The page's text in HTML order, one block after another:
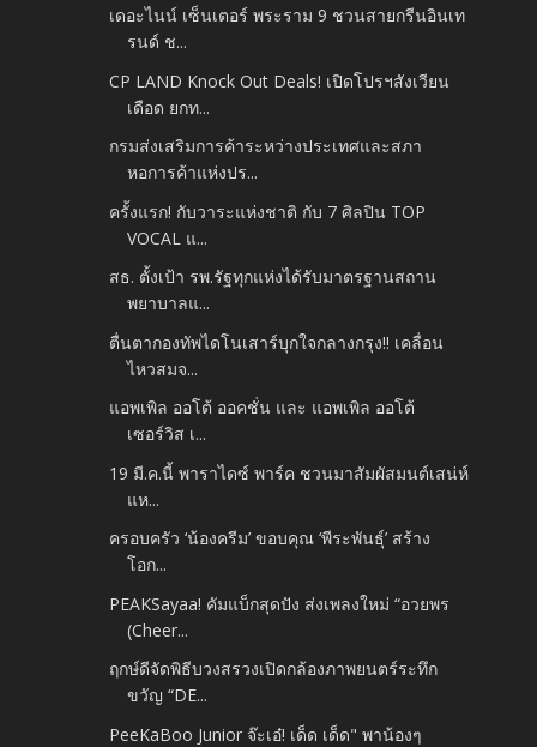
เดอะไนน์ เซ็นเตอร์ พระราม 9 ชวนสายกรีนอินเท
รนด์ ช...
CP LAND Knock Out Deals! เปิดโปรฯสังเวียน
เดือด ยกท...
กรมส่งเสริมการค้าระหว่างประเทศและสภา
หอการค้าแห่งปร...
ครั้งแรก! กับวาระแห่งชาติ กับ 7 ศิลปิน TOP
VOCAL แ...
สธ. ตั้งเป้า รพ.รัฐทุกแห่งได้รับมาตรฐานสถาน
พยาบาลแ...
ตื่นตากองทัพไดโนเสาร์บุกใจกลางกรุง!! เคลื่อน
ไหวสมจ...
แอพเพิล ออโต้ ออคชั่น และ แอพเพิล ออโต้
เซอร์วิส เ...
19 มี.ค.นี้ พาราไดซ์ พาร์ค ชวนมาสัมผัสมนต์เสน่ห์
แห...
ครอบครัว ‘น้องครีม’ ขอบคุณ ‘พีระพันธุ์’ สร้าง
โอก...
PEAKSayaa! คัมแบ็กสุดปัง ส่งเพลงใหม่ “อวยพร
(Cheer...
ฤกษ์ดีจัดพิธีบวงสรวงเปิดกล้องภาพยนตร์ระทึก
ขวัญ “DE...
PeeKaBoo Junior จ๊ะเอ๋! เด็ด เด็ด" พาน้องๆ